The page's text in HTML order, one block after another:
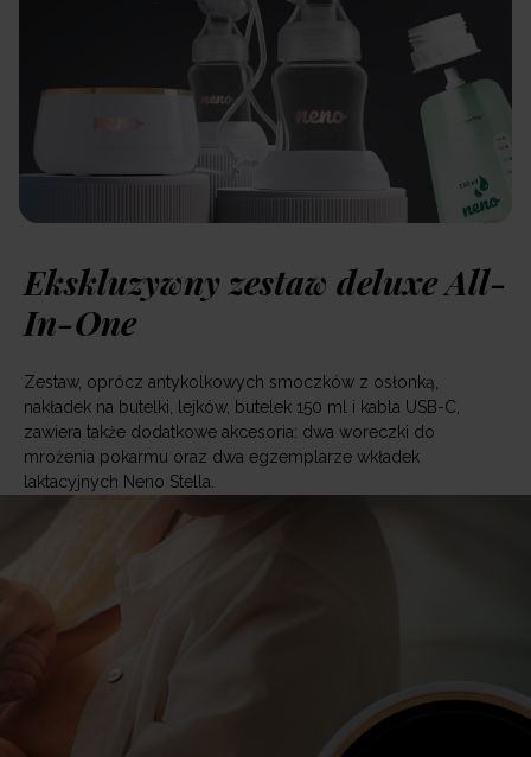
Ekskluzywny zestaw deluxe All-
In-One
Zestaw, oprócz antykolkowych smoczków z osłonką,
nakładek na butelki, lejków, butelek 150 ml i kabla USB-C,
zawiera także dodatkowe akcesoria: dwa woreczki do
mrożenia pokarmu oraz dwa egzemplarze wkładek
laktacyjnych Neno Stella.